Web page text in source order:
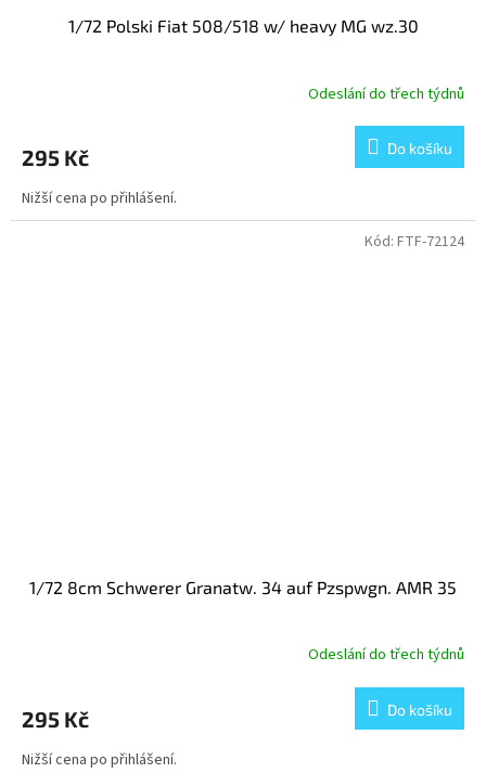
1/72 Polski Fiat 508/518 w/ heavy MG wz.30
Odeslání do třech týdnů
295 Kč Do košíku
Nižší cena po přihlášení.
1/72 8cm Schwerer Granatw. 34 auf Pzspwgn. AMR 35
Odeslání do třech týdnů
295 Kč Do košíku
Nižší cena po přihlášení.
Kód: FTF-72124